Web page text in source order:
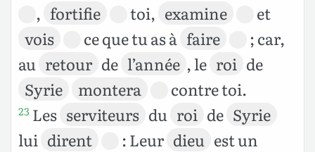
, fortifie toi, examine
et
vois
ce que tu as à faire
; car,
au retour de l’année , le roi de
Syrie
montera contre toi.
23 Les serviteurs du roi de Syrie
lui dirent : Leur dieu est un